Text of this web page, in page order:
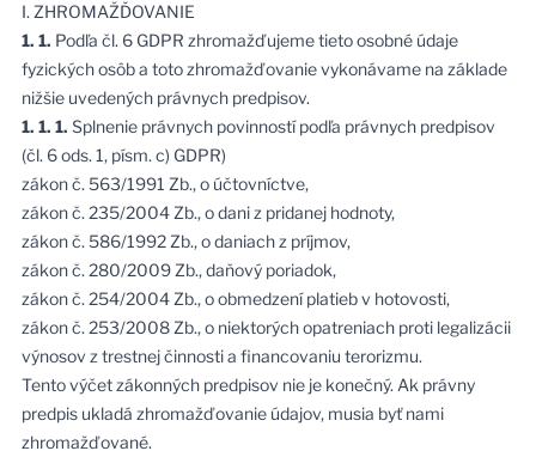
I. ZHROMAŽĎOVANIE
1. 1. Podľa čl. 6 GDPR zhromažďujeme tieto osobné údaje
fyzických osôb a toto zhromažďovanie vykonávame na základe
nižšie uvedených právnych predpisov.
1. 1. 1. Splnenie právnych povinností podľa právnych predpisov
(čl. 6 ods. 1, písm. c) GDPR)
zákon č. 563/1991 Zb., o účtovníctve,
zákon č. 235/2004 Zb., o dani z pridanej hodnoty,
zákon č. 586/1992 Zb., o daniach z príjmov,
zákon č. 280/2009 Zb., daňový poriadok,
zákon č. 254/2004 Zb., o obmedzení platieb v hotovosti,
zákon č. 253/2008 Zb., o niektorých opatreniach proti legalizácii
výnosov z trestnej činnosti a financovaniu terorizmu.
Tento výčet zákonných predpisov nie je konečný. Ak právny
predpis ukladá zhromažďovanie údajov, musia byť nami
zhromažďované.